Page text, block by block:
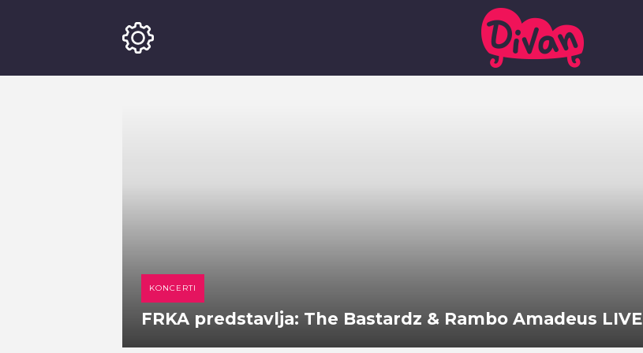
KONCERTI
FRKA predstavlja: The Bastardz & Rambo Amadeus LIVE